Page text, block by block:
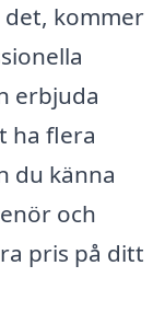
kommer
erbjuda
ha flera
du känna
och
pris på ditt